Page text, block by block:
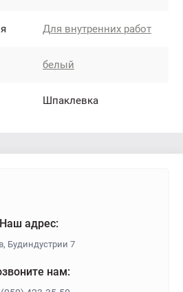
Для внутренних работ
белый
Шпаклевка
Наш адрес:
Будиндустрии 7
нам: